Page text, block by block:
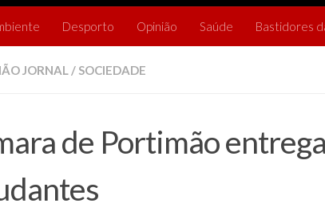
Desporto Opinião Saúde Bastidores
JORNAL / SOCIEDADE
de Portimão